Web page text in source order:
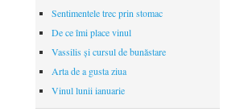
Sentimentele trec prin stomac
De ce îmi place vinul
Vassilis și cursul de bunăstare
Arta de a gusta ziua
Vinul lunii ianuarie